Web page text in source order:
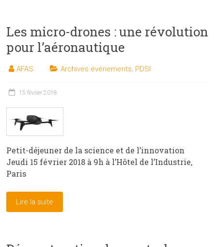
Les micro-drones : une révolution
pour l’aéronautique
AFAS Archives événements, PDSI
15 février 2018
Petit-déjeuner de la science et de l’innovation
Jeudi 15 février 2018 à 9h à l’Hôtel de l’Industrie,
Paris
Lire la suite